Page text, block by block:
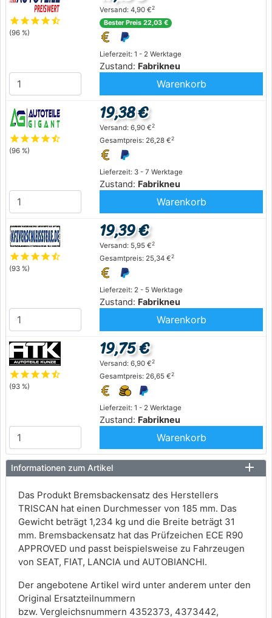
starstarstarstarstar_half
(96 %)
Lieferzeit: 1 - 2 Werktage
Zustand: Fabrikneu
Versand: 4,90 €2
Bester Preis 22,03 €
Warenkorb
starstarstarstarstar_half
(96 %)
Lieferzeit: 3 - 7 Werktage
Zustand: Fabrikneu
19,38 €
Versand: 6,90 €2
Gesamtpreis: 26,28 €2
Warenkorb
starstarstarstarstar_half
(93 %)
Lieferzeit: 2 - 5 Werktage
Zustand: Fabrikneu
19,39 €
Versand: 5,95 €2
Gesamtpreis: 25,34 €2
Warenkorb
starstarstarstarstar_half
(93 %)
Lieferzeit: 1 - 2 Werktage
Zustand: Fabrikneu
19,75 €
Versand: 6,90 €2
Gesamtpreis: 26,65 €2
Warenkorb
Informationen zum Artikel
Das Produkt Bremsbackensatz des Herstellers
TRISCAN hat einen Durchmesser von 185 mm. Das
Gewicht beträgt 1,234 kg und die Breite beträgt 31
mm. Bremsbackensatz hat das Prüfzeichen ECE R90
APPROVED und passt beispielsweise zu Fahrzeugen
von SEAT, FIAT, LANCIA und AUTOBIANCHI.
Der angebotene Artikel wird unter anderem unter den
Original Ersatzteilnummern
bzw. Vergleichsnummern 4352373, 4373442,